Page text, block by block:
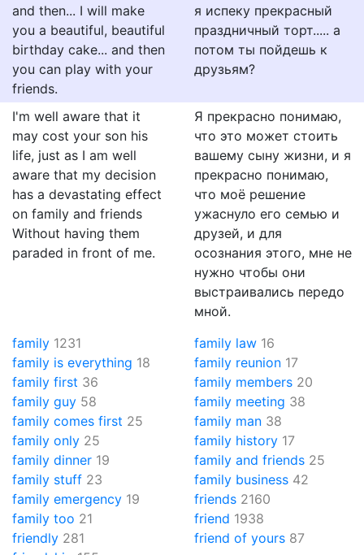
and then... I will make
you a beautiful, beautiful
birthday cake... and then
you can play with your
friends.
я испеку прекрасный
праздничный торт..... а
потом ты пойдешь к
друзьям?
I'm well aware that it
may cost your son his
life, just as I am well
aware that my decision
has a devastating effect
on family and friends
Without having them
paraded in front of me.
Я прекрасно понимаю,
что это может стоить
вашему сыну жизни, и я
прекрасно понимаю,
что моё решение
ужаснуло его семью и
друзей, и для
осознания этого, мне не
нужно чтобы они
выстраивались передо
мной.
family 1231
family is everything 18
family first 36
family guy 58
family comes first 25
family only 25
family dinner 19
family stuff 23
family emergency 19
family too 21
family law 16
family reunion 17
family members 20
family meeting 38
family man 38
family history 17
family and friends 25
family business 42
friends 2160
friend 1938
friendly 281
friend of yours 87